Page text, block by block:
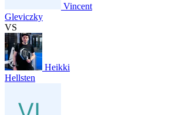
Vincent
Gleviczky
VS
Heikki
Hellsten